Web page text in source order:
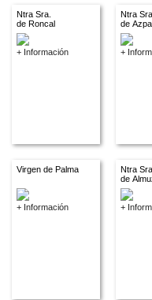
Ntra Sra.
de Roncal
+ Información
Ntra Sra.
de
+
Virgen de Palma
+ Información
Ntra Sra.
de
+